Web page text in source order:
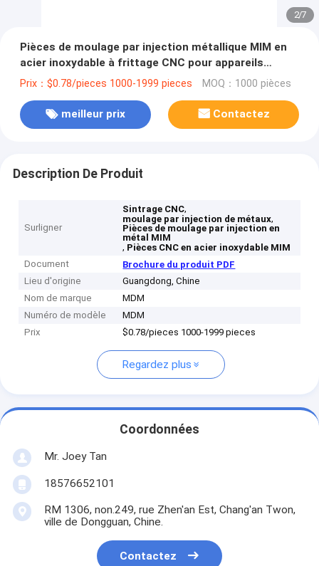
2/7
Pièces de moulage par injection métallique MIM en
acier inoxydable à frittage CNC pour appareils
ménagers
Prix：$0.78/pieces 1000-1999 pieces MOQ：1000 pièces
meilleur prix Contactez
Description De Produit
Surligner
Sintrage CNC,
moulage par injection de métaux,
Pièces de moulage par injection en
métal MIM
, Pièces CNC en acier inoxydable MIM
Document
Brochure du produit PDF
Lieu d'origine
Guangdong, Chine
Nom de marque
MDM
Numéro de modèle
MDM
Prix
$0.78/pieces 1000-1999 pieces
Regardez plus
Coordonnées
Mr. Joey Tan
18576652101
RM 1306, non.249, rue Zhen'an Est, Chang'an Twon,
ville de Dongguan, Chine.
Contactez